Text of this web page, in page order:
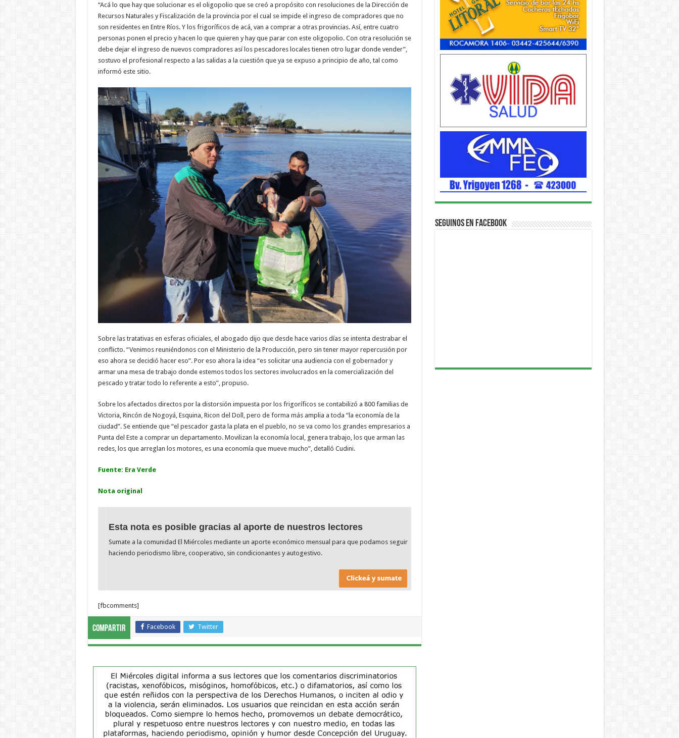
“Acá lo que hay que solucionar es el oligopolio que se creó a propósito con resoluciones de la Dirección de
Recursos Naturales y Fiscalización de la provincia por el cual se impide el ingreso de compradores que no
son residentes en Entre Ríos. Y los frigoríficos de acá, van a comprar a otras provincias. Así, entre cuatro
personas ponen el precio y hacen lo que quieren y hay que parar con este oligopolio. Con otra resolución se
debe dejar el ingreso de nuevos compradores así los pescadores locales tienen otro lugar donde vender”,
sostuvo el profesional respecto a las salidas a la cuestión que ya se expuso a principio de año, tal como
informó este sitio.
Sobre las tratativas en esferas oficiales, el abogado dijo que desde hace varios días se intenta destrabar el
conflicto. “Venimos reuniéndonos con el Ministerio de la Producción, pero sin tener mayor repercusión por
eso ahora se decidió hacer eso”. Por eso ahora la idea “es solicitar una audiencia con el gobernador y
armar una mesa de trabajo donde estemos todos los sectores involucrados en la comercialización del
pescado y tratar todo lo referente a esto”, propuso.
Sobre los afectados directos por la distorsión impuesta por los frigoríficos se contabilizó a 800 familias de
Victoria, Rincón de Nogoyá, Esquina, Ricon del Doll, pero de forma más amplia a toda “la economía de la
ciudad”. Se entiende que “el pescador gasta la plata en el pueblo, no se va como los grandes empresarios a
Punta del Este a comprar un departamento. Movilizan la economía local, genera trabajo, los que arman las
redes, los que arreglan los motores, es una economía que mueve mucho”, detalló Cudini.
Fuente: Era Verde
Nota original
Esta nota es posible gracias al aporte de nuestros lectores
Sumate a la comunidad El Miércoles mediante un aporte económico mensual para que podamos seguir
haciendo periodismo libre, cooperativo, sin condicionantes y autogestivo.
[fbcomments]
Compartir Facebook Twitter
Seguinos en Facebook